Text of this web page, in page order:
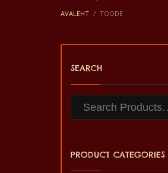
AVALEHT TOODE
SEARCH
PRODUCT CATEGORIES